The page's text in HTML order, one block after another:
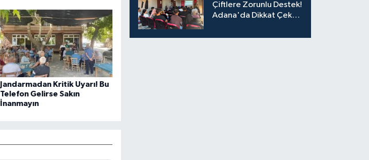
Jandarmadan Kritik Uyarı! Bu
Telefon Gelirse Sakın
İnanmayın
Çiftlere Zorunlu Destek!
Adana'da Dikkat Çeken